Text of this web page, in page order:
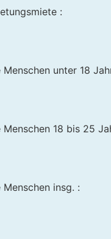
:
unter 18
18 bis 25
insg. :